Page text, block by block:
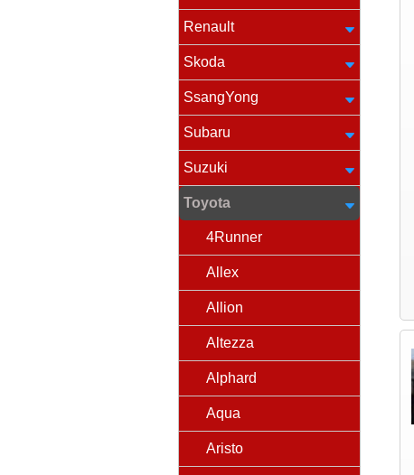
Renault
Skoda
SsangYong
Subaru
Suzuki
Toyota
4Runner
Allex
Allion
Altezza
Alphard
Aqua
Aristo